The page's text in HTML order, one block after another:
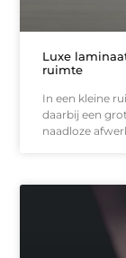
Luxe
ruimte
In een kleine
daarbij een
naadloze